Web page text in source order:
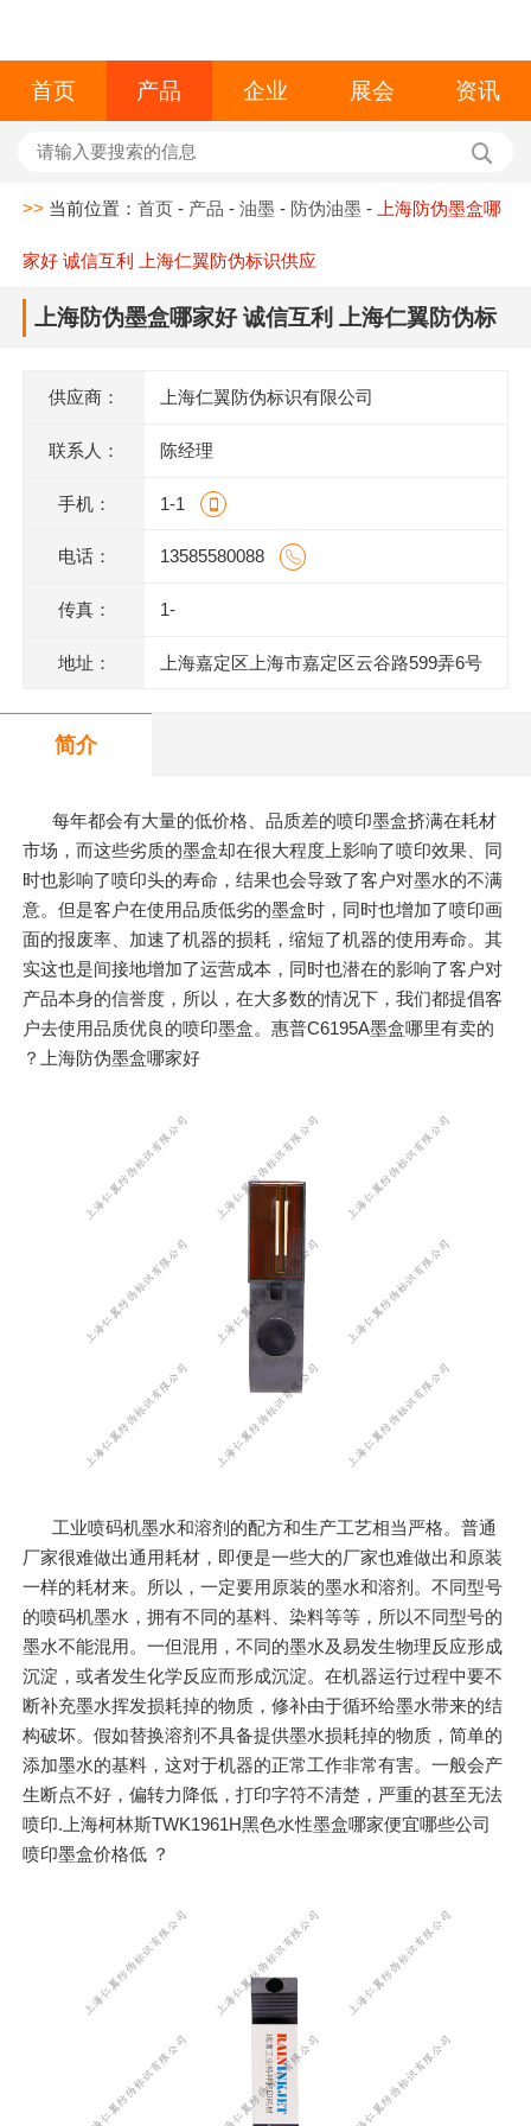
首页 产品 企业 展会 资讯
>> 当前位置：首页 - 产品 -油墨 - 防伪油墨 - 上海防伪墨盒哪
家好 诚信互利 上海仁翼防伪标识供应
上海防伪墨盒哪家好 诚信互利 上海仁翼防伪标
供应商： 上海仁翼防伪标识有限公司
联系人： 陈经理
手机： 1-1
电话： 13585580088
传真： 1-
地址： 上海嘉定区上海市嘉定区云谷路599弄6号
简介
每年都会有大量的低价格、品质差的喷印墨盒挤满在耗材
市场，而这些劣质的墨盒却在很大程度上影响了喷印效果、同
时也影响了喷印头的寿命，结果也会导致了客户对墨水的不满
意。但是客户在使用品质低劣的墨盒时，同时也增加了喷印画
面的报废率、加速了机器的损耗，缩短了机器的使用寿命。其
实这也是间接地增加了运营成本，同时也潜在的影响了客户对
产品本身的信誉度，所以，在大多数的情况下，我们都提倡客
户去使用品质优良的喷印墨盒。惠普C6195A墨盒哪里有卖的
？上海防伪墨盒哪家好
工业喷码机墨水和溶剂的配方和生产工艺相当严格。普通
厂家很难做出通用耗材，即便是一些大的厂家也难做出和原装
一样的耗材来。所以，一定要用原装的墨水和溶剂。不同型号
的喷码机墨水，拥有不同的基料、染料等等，所以不同型号的
墨水不能混用。一但混用，不同的墨水及易发生物理反应形成
沉淀，或者发生化学反应而形成沉淀。在机器运行过程中要不
断补充墨水挥发损耗掉的物质，修补由于循环给墨水带来的结
构破坏。假如替换溶剂不具备提供墨水损耗掉的物质，简单的
添加墨水的基料，这对于机器的正常工作非常有害。一般会产
生断点不好，偏转力降低，打印字符不清楚，严重的甚至无法
喷印.上海柯林斯TWK1961H黑色水性墨盒哪家便宜哪些公司
喷印墨盒价格低 ？